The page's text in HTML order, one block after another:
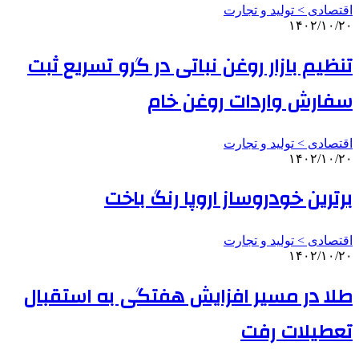
اقتصادی > تولید و تجارت
۱۴۰۲/۱۰/۲۰
تنظیم بازار روغن نباتی در گرو تسریع ثبت
سفارش واردات روغن خام
اقتصادی > تولید و تجارت
۱۴۰۲/۱۰/۲۰
برترین خودروساز اروپا رنگ باخت
اقتصادی > تولید و تجارت
۱۴۰۲/۱۰/۲۰
طلا در مسیر افزایش هفتگی به استقبال
تعطیلات رفت